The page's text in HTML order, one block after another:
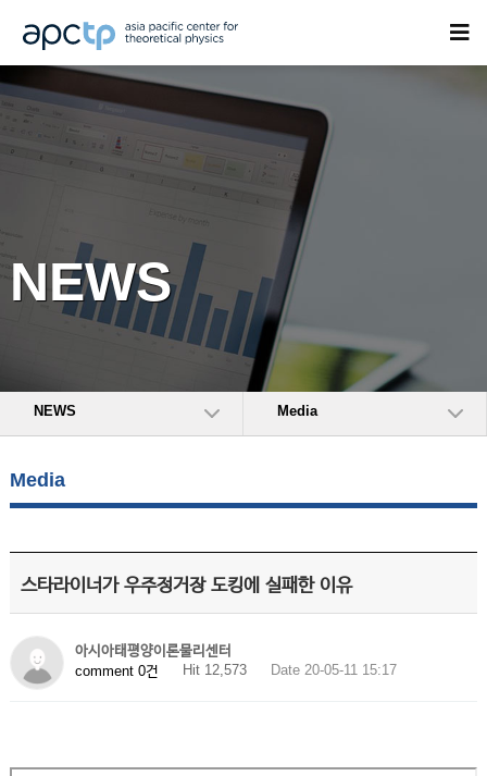
NEWS
NEWS Media
Media
스타라이너가 우주정거장 도킹에 실패한 이유
아시아태평양이론물리센터
comment 0건
Hit 12,573 Date 20-05-11 15:17